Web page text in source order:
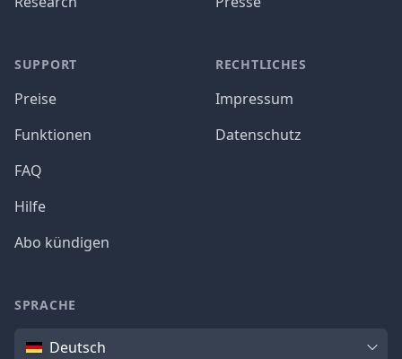
SUPPORT
Preise
Funktionen
FAQ
Hilfe
Abo kündigen
RECHTLICHES
Impressum
Datenschutz
SPRACHE
SpracheDeutsch